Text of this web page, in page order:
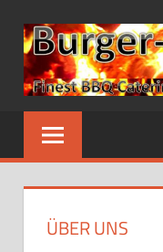
Inhalt
springen
ÜBER UNS